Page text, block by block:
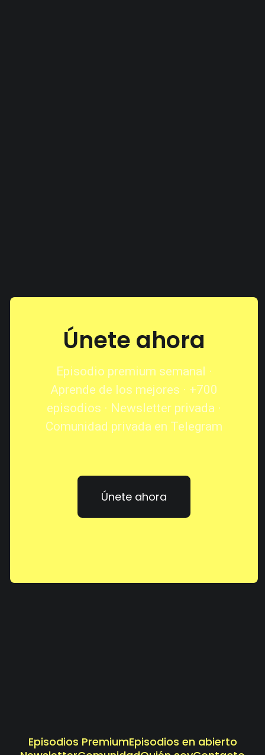
Únete ahora
Episodio premium semanal ·
Aprende de los mejores · +700
episodios · Newsletter privada ·
Comunidad privada en Telegram
Únete ahora
Episodios PremiumEpisodios en abierto